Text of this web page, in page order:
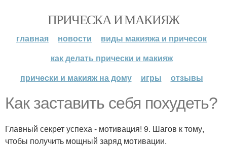
ПРИЧЕСКА И МАКИЯЖ
главная новости
виды макияжа и причесок
как делать прически и макияж
прически и макияж на дому
игры отзывы
Как заставить себя похудеть?
Главный секрет успеха - мотивация! 9. Шагов к тому,
чтобы получить мощный заряд мотивации.